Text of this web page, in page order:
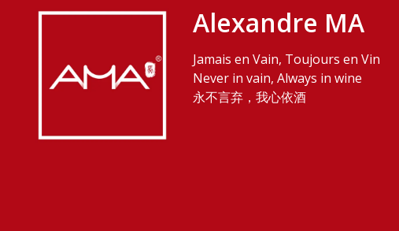
Alexandre MA
Jamais en Vain, Toujours en Vin
Never in vain, Always in wine
永不言弃，我心依酒